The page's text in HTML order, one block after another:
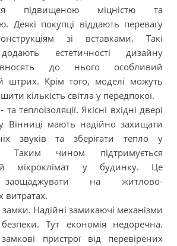
підвищеною міцністю та
Деякі покупці віддають перевагу
зі вставками. Такі
естетичності дизайну
вносять до нього особливий
штрих. Крім того, моделі можуть
кількість світла у передпокої.
теплоізоляції. Якісні вхідні двері
Вінниці мають надійно захищати
звуків та зберігати тепло у
Таким чином підтримується
мікроклімат у будинку. Це
заощаджувати на житлово-
витратах.
замки. Надійні замикаючі механізми
Тут економія недоречна.
пристрої від перевірених